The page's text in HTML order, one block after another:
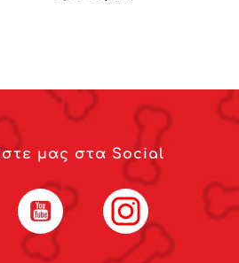
μας στα Social
YouTube Instagram